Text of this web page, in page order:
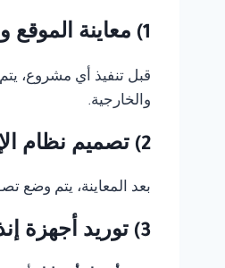
1) معاينة الموقع وتحديد الاحتياجات
قبل تنفيذ أي مشروع،
والخارجية.
2) تصميم نظام الإنذار المناسب
بعد المعاينة، يتم وضع
3) توريد أجهزة إنذار الحريق الأصلية